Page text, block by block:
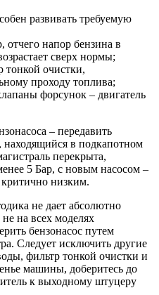
развивать требуемую
отчего напор бензина в
сверх нормы;
тонкой очистки,
проходу топлива;
форсунок – двигатель
– передавить
в подкапотном
перекрыта,
5 Бар, с новым насосом –
критично низким.
не дает абсолютно
на всех моделях
бензонасос путем
Следует исключить другие
фильтр тонкой очистки и
машины, доберитесь до
к выходному штуцеру